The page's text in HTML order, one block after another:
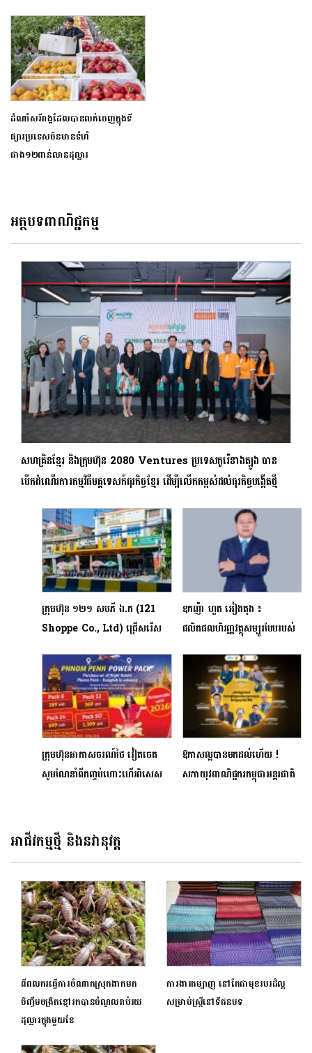
ដំណាំសរីរាង្គដែលបានលក់ចេញក្នុងទី
ផ្សារប្រទេសចិនមានទំហំ
ជាង១២ពាន់លានដុល្លារ
អត្ថបទពាណិជ្ជកម្ម
សហគ្រិនខ្មែរ និងក្រុមហ៊ុន 2080 Ventures ប្រទេសកូរ៉េខាងត្បូង បាន
បើកដំណើរការកម្មវិធីមគ្គទេសក៍ធុរកិច្ចខ្មែរ ដើម្បីលើកកម្ពស់ដល់ធុរកិច្ចបង្កើតថ្មី
ក្រុមហ៊ុន ១២១ សបភី ឯ.ក (121
Shoppe Co., Ltd) ជ្រើសរើស
ដៃគូយុទ្ធសាស្ត្រ បង្កើនការលក់
ឧកញ៉ា ហួត អៀងតុង ៖
ផលិតផលហិរញ្ញវត្ថុសម្បូរបែបរបស់
សំខាន់ក្នុងការលើកកម្ពស់ជីវភាពប្រជា
ពលរដ្ឋ
ក្រុមហ៊ុនអាកាសចរណ៍ថៃ វៀតចេត
សូមណែនាំពីកញ្ចប់ហោះហើរពិសេស
ឱកាសល្អបានមកដល់ហើយ !
សភាយុវពាណិជ្ជករកម្ពុជាអន្តរជាតិ
«វេទិកាជំរុញការលក់ និងការធ្វើទី
ផ្សាររបស់សហគ្រាសធុនតូច និង
មធ្យមប្រចាំឆ្នាំ២០២៣»
អាជីវកម្មថ្មី និងនវានុវត្ត
ពីពលករធ្វើការចំណាកស្រុកងាកមក
ចិញ្ចឹមចង្រិតខ្មៅរកបានចំណូលរាប់រយ
ដុល្លារក្នុងមួយខែ
ការងារតម្បាញ នៅតែជាមុខរបរដ៏ល្អ
សម្រាប់ស្ត្រីនៅទីជនបទ